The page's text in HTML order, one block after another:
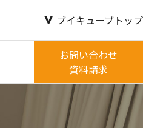
ブイキューブトップ
お問い合わせ
資料請求